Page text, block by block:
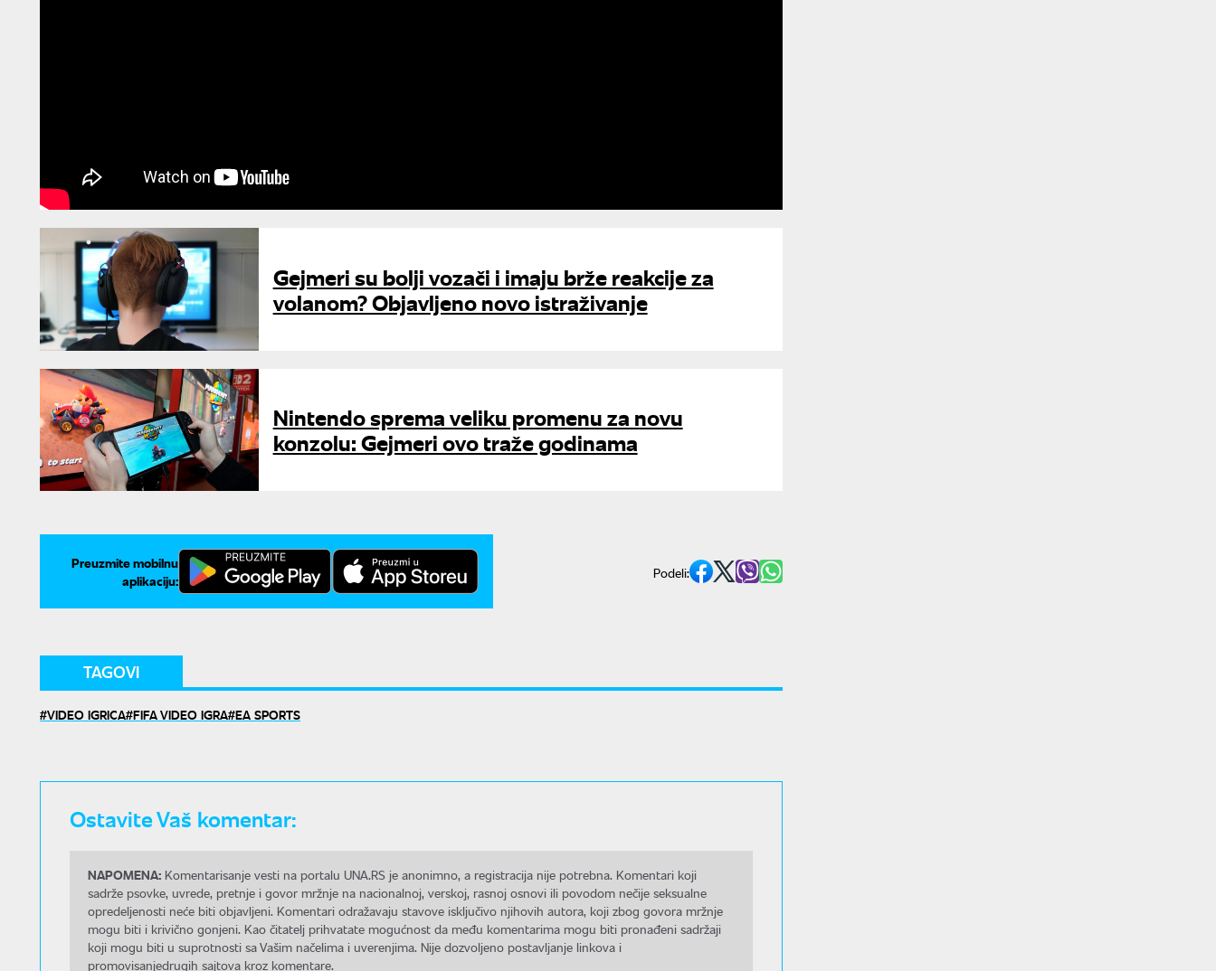
Gejmeri su bolji vozači i imaju brže reakcije za
volanom? Objavljeno novo istraživanje
Nintendo sprema veliku promenu za novu
konzolu: Gejmeri ovo traže godinama
Preuzmite mobilnu
aplikaciju:
Podeli:
TAGOVI
VIDEO IGRICA FIFA VIDEO IGRA EA SPORTS
Ostavite Vaš komentar:
NAPOMENA: Komentarisanje vesti na portalu UNA.RS je anonimno, a registracija nije potrebna. Komentari koji
sadrže psovke, uvrede, pretnje i govor mržnje na nacionalnoj, verskoj, rasnoj osnovi ili povodom nečije seksualne
opredeljenosti neće biti objavljeni. Komentari odražavaju stavove isključivo njihovih autora, koji zbog govora mržnje
mogu biti i krivično gonjeni. Kao čitatelj prihvatate mogućnost da među komentarima mogu biti pronađeni sadržaji
koji mogu biti u suprotnosti sa Vašim načelima i uverenjima. Nije dozvoljeno postavljanje linkova i
promovisanjedrugih sajtova kroz komentare.